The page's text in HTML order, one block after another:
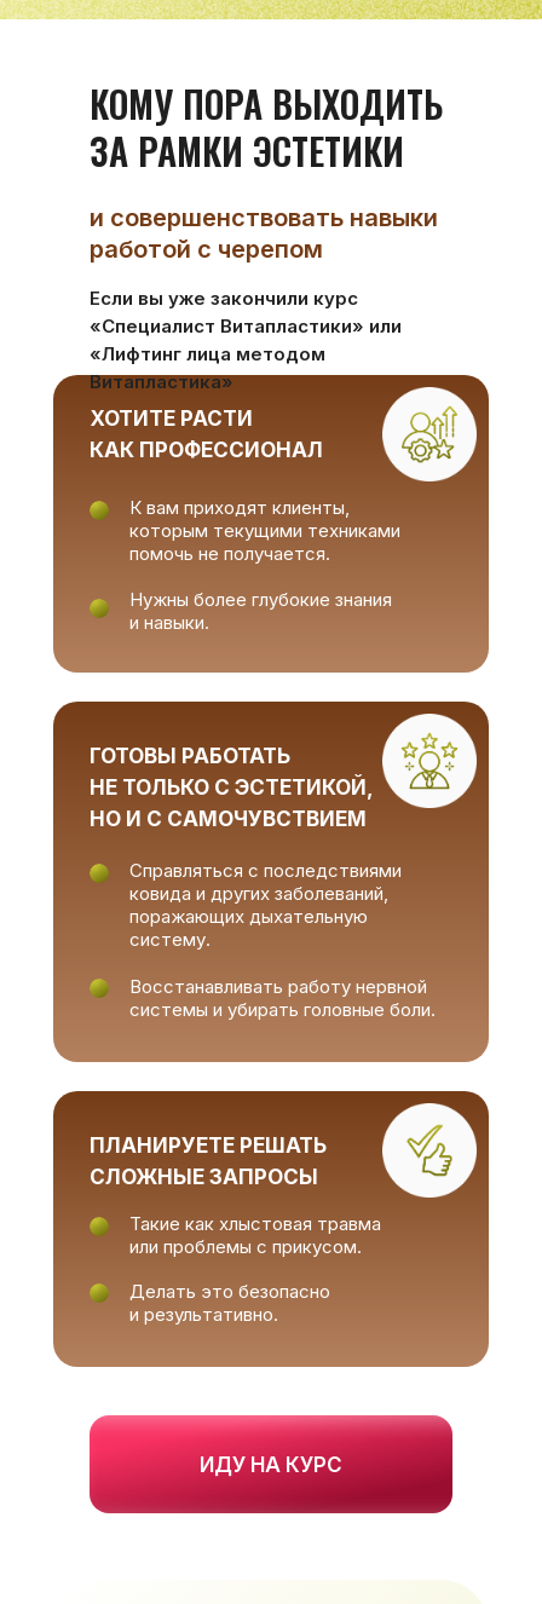
и совершенствовать навыки
работой с черепом
КОМУ ПОРА ВЫХОДИТЬ
ЗА РАМКИ ЭСТЕТИКИ
Если вы уже закончили курс
«Специалист Витапластики» или
«Лифтинг лица методом
Витапластика»
ХОТИТЕ РАСТИ
КАК ПРОФЕССИОНАЛ
К вам приходят клиенты,
которым текущими техниками
помочь не получается.
Нужны более глубокие знания
и навыки.
ГОТОВЫ РАБОТАТЬ
НЕ ТОЛЬКО С ЭСТЕТИКОЙ,
НО И С САМОЧУВСТВИЕМ
Справляться с последствиями
ковида и других заболеваний,
поражающих дыхательную
систему.
Восстанавливать работу нервной
системы и убирать головные боли.
ПЛАНИРУЕТЕ РЕШАТЬ
СЛОЖНЫЕ ЗАПРОСЫ
Такие как хлыстовая травма
или проблемы с прикусом.
ИДУ НА КУРС
Делать это безопасно
и результативно.